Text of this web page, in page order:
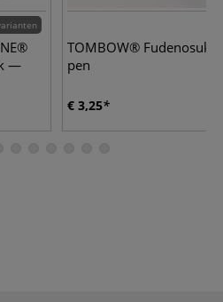
—
TOMBOW® Fudenosuke
pen
€ 3,25